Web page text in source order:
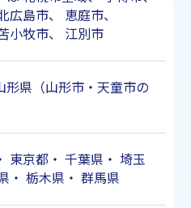
広島市、 恵庭市、
小牧市、 江別市
形県（山形市・天童市の
東京都・ 千葉県 ・ 埼玉
・ 栃木県 ・ 群馬県